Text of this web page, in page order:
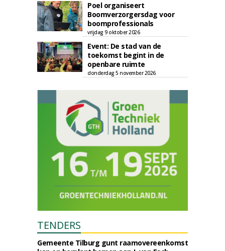
Poel organiseert
Boomverzorgersdag voor
boomprofessionals
vrijdag 9 oktober 2026
Event: De stad van de
toekomst begint in de
openbare ruimte
donderdag 5 november 2026
TENDERS
Gemeente Tilburg gunt raamovereenkomst